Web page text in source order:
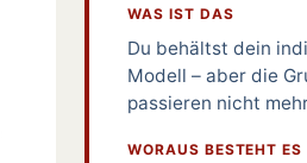
WAS IST DAS
Du behältst dein
Modell – aber die
passieren nicht
WORAUS BESTEHT ES